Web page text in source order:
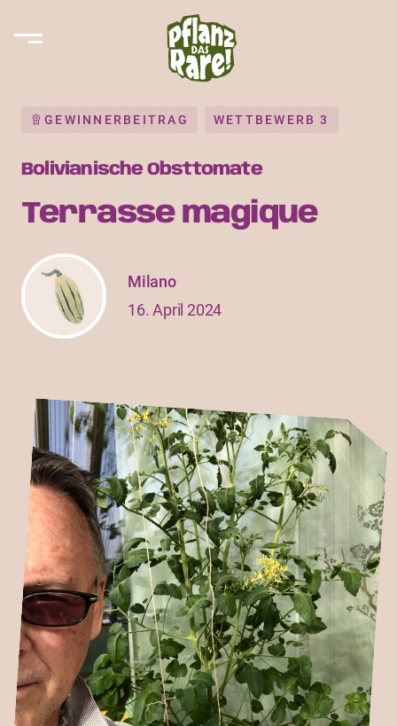
GEWINNERBEITRAG WETTBEWERB 3
Bolivianische Obsttomate
Terrasse magique
Milano
16. April 2024